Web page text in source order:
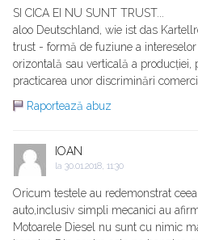
SI CICA EI NU SUNT TRUST...
aloo Deutschland, wie ist das
trust - formă de fuziune a
orizontală sau verticală a producției,
practicarea unor discriminări
Raportează abuz
IOAN
la 30.01.2018, 11:30
Oricum testele au redemonstrat
auto,inclusiv simpli mecanici au
Motoarele Diesel nu sunt cu nimic